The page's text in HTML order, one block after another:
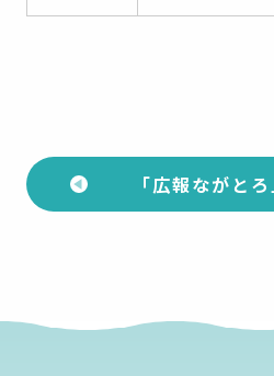
「広報ながと